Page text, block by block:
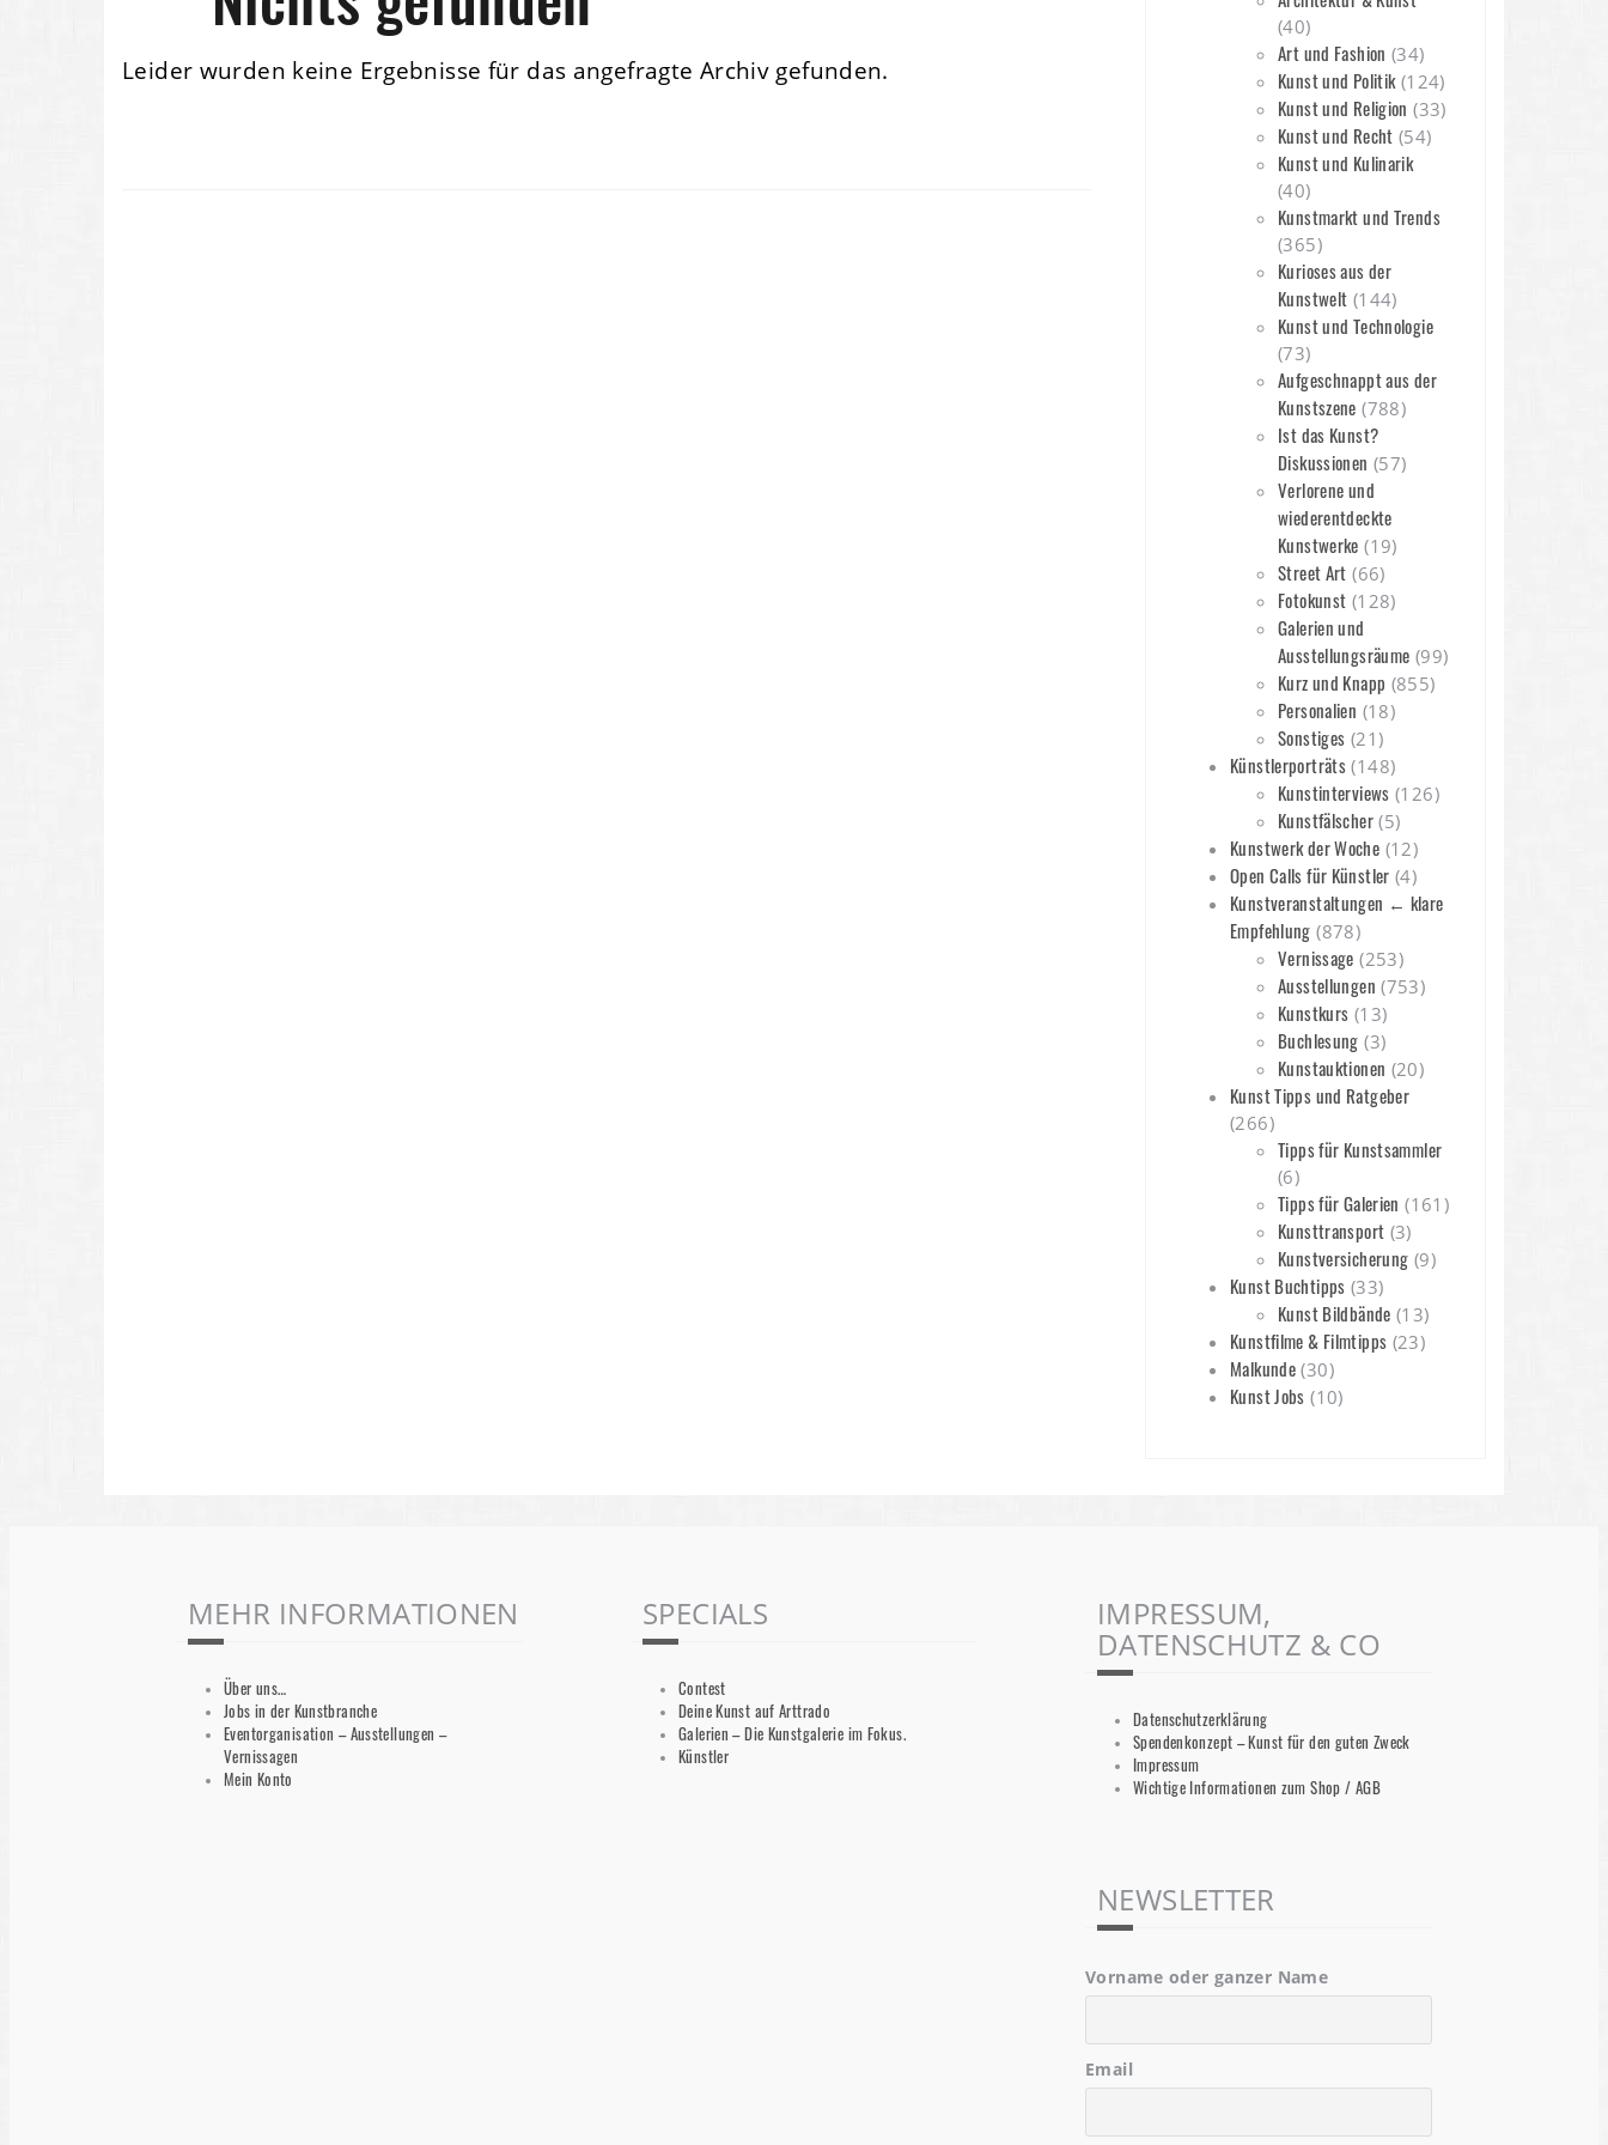
Leider wurden keine Ergebnisse für das angefragte Archiv gefunden.
(40)
Art und Fashion (34)
Kunst und Politik(124)
Kunst und Religion (33)
Kunst und Recht (54)
Kunst und Kulinarik
(40)
Kunstmarkt und Trends
(365)
Kurioses aus der
Kunstwelt (144)
Kunst und Technologie
(73)
Aufgeschnappt aus der
Kunstszene (788)
Ist das Kunst?
Diskussionen (57)
Verlorene und
wiederentdeckte
Kunstwerke (19)
Street Art (66)
Fotokunst (128)
Galerien und
Ausstellungsräume (99)
Kurz und Knapp (855)
Personalien (18)
Sonstiges (21)
Künstlerporträts (148)
Kunstinterviews (126)
Kunstfälscher(5)
Kunstwerk der Woche (12)
Open Calls für Künstler (4)
Kunstveranstaltungen ← klare
Empfehlung (878)
Vernissage (253)
Ausstellungen (753)
Kunstkurs (13)
Buchlesung (3)
Kunstauktionen (20)
Kunst Tipps und Ratgeber
(266)
Tipps für Kunstsammler
(6)
Tipps für Galerien (161)
Kunsttransport (3)
Kunstversicherung (9)
Kunst Buchtipps (33)
Kunst Bildbände (13)
Kunstfilme & Filmtipps (23)
Malkunde (30)
Kunst Jobs (10)
MEHR INFORMATIONEN
Über uns…
Jobs in der Kunstbranche
Eventorganisation – Ausstellungen –
Vernissagen
Mein Konto
SPECIALS
Contest
Deine Kunst auf Arttrado
Galerien – Die Kunstgalerie im Fokus.
Künstler
IMPRESSUM,
DATENSCHUTZ & CO
Datenschutzerklärung
Spendenkonzept – Kunst für den guten Zweck
Impressum
Wichtige Informationen zum Shop / AGB
NEWSLETTER
Vorname oder ganzer Name
Email